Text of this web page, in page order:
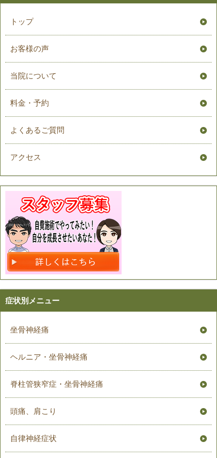
トップ
お客様の声
当院について
料金・予約
よくあるご質問
アクセス
症状別メニュー
坐骨神経痛
ヘルニア・坐骨神経痛
脊柱管狭窄症・坐骨神経痛
頭痛、肩こり
自律神経症状